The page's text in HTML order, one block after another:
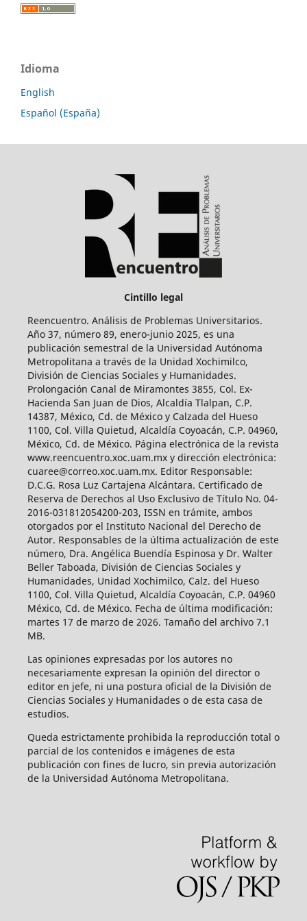
Idioma
English
Español (España)
Cintillo legal
Reencuentro. Análisis de Problemas Universitarios.
Año 37, número 89, enero-junio 2025, es una
publicación semestral de la Universidad Autónoma
Metropolitana a través de la Unidad Xochimilco,
División de Ciencias Sociales y Humanidades.
Prolongación Canal de Miramontes 3855, Col. Ex-
Hacienda San Juan de Dios, Alcaldía Tlalpan, C.P.
14387, México, Cd. de México y Calzada del Hueso
1100, Col. Villa Quietud, Alcaldía Coyoacán, C.P. 04960,
México, Cd. de México. Página electrónica de la revista
www.reencuentro.xoc.uam.mx y dirección electrónica:
cuaree@correo.xoc.uam.mx. Editor Responsable:
D.C.G. Rosa Luz Cartajena Alcántara. Certificado de
Reserva de Derechos al Uso Exclusivo de Título No. 04-
2016-031812054200-203, ISSN en trámite, ambos
otorgados por el Instituto Nacional del Derecho de
Autor. Responsables de la última actualización de este
número, Dra. Angélica Buendía Espinosa y Dr. Walter
Beller Taboada, División de Ciencias Sociales y
Humanidades, Unidad Xochimilco, Calz. del Hueso
1100, Col. Villa Quietud, Alcaldía Coyoacán, C.P. 04960
México, Cd. de México. Fecha de última modificación:
martes 17 de marzo de 2026. Tamaño del archivo 7.1
MB.
Las opiniones expresadas por los autores no
necesariamente expresan la opinión del director o
editor en jefe, ni una postura oficial de la División de
Ciencias Sociales y Humanidades o de esta casa de
estudios.
Queda estrictamente prohibida la reproducción total o
parcial de los contenidos e imágenes de esta
publicación con fines de lucro, sin previa autorización
de la Universidad Autónoma Metropolitana.